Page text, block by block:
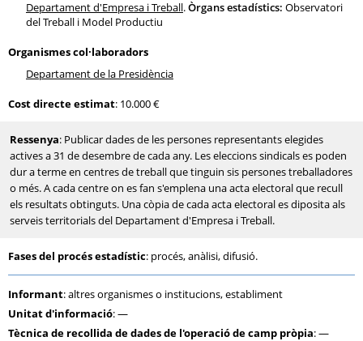
Departament d'Empresa i Treball.Òrgans estadístics: Observatori
del Treball i Model Productiu
Organismes col·laboradors
Departament de la Presidència
Cost directe estimat: 10.000 €
Ressenya: Publicar dades de les persones representants elegides
actives a 31 de desembre de cada any. Les eleccions sindicals es poden
dur a terme en centres de treball que tinguin sis persones treballadores
o més. A cada centre on es fan s'emplena una acta electoral que recull
els resultats obtinguts. Una còpia de cada acta electoral es diposita als
serveis territorials del Departament d'Empresa i Treball.
Fases del procés estadístic: procés, anàlisi, difusió.
Informant: altres organismes o institucions, establiment
Unitat d'informació: —
Tècnica de recollida de dades de l'operació de camp pròpia: —